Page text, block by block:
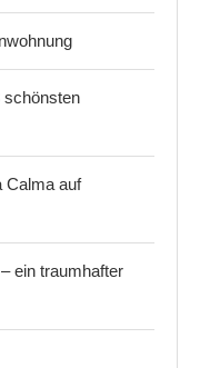
schönsten
Calma auf
ein traumhafter